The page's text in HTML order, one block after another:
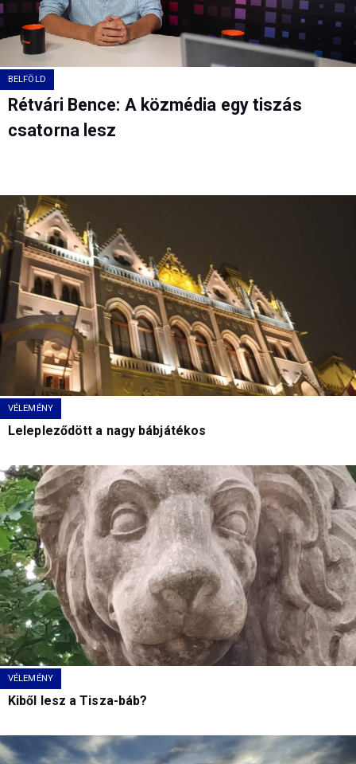
BELFÖLD
Rétvári Bence: A közmédia egy tiszás
csatorna lesz
VÉLEMÉNY
Lelepleződött a nagy bábjátékos
VÉLEMÉNY
Kiből lesz a Tisza-báb?